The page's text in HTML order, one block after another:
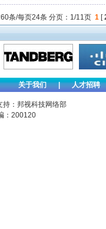
条/每页24条 分页：1/11页 1 [
关于我们 | 人才招聘
：邦视科技网络部
：200120